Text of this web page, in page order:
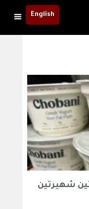
English
شهيرتين